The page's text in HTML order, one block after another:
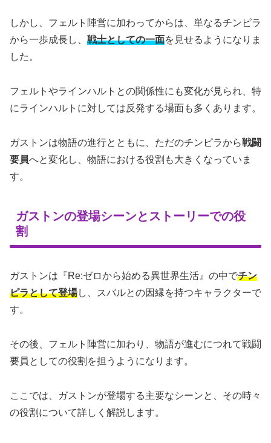
しかし、フェルト陣営に加わってからは、単なるチンピラ
から一歩成長し、 戦士としての一面を見せるようになりま
した。
フェルトやラインハルトとの関係性にも変化が見られ、特
にラインハルトに対しては反発する場面も多くあります。
ガストンは物語の進行とともに、ただのチンピラから戦闘
要員へと変化し、物語における役割も大きくなっていま
す。
ガストンの登場シーンとストーリーでの役
割
ガストンは『Re:ゼロから始める異世界生活』の中でチン
ピラとして登場し、スバルとの因縁を持つキャラクターで
す。
その後、フェルト陣営に加わり、物語が進むにつれて戦闘
要員としての役割を担うようになります。
ここでは、ガストンが登場する主要なシーンと、その時々
の役割について詳しく解説します。